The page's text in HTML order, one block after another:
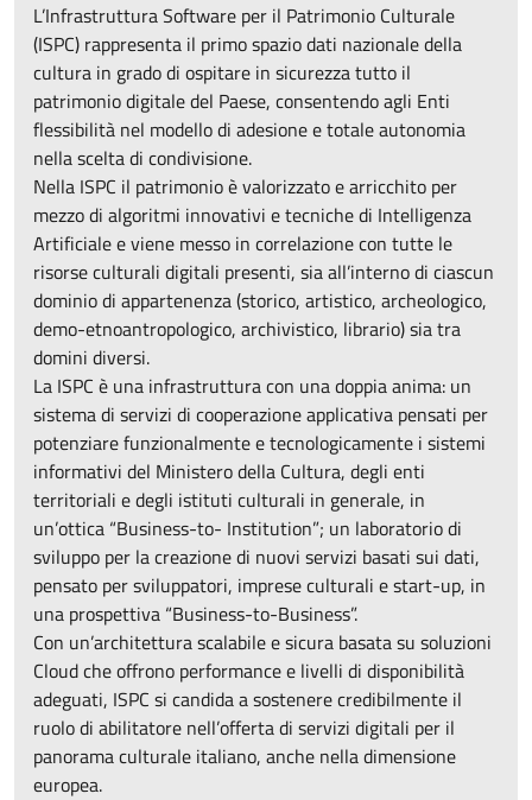
L’Infrastruttura Software per il Patrimonio Culturale
(ISPC) rappresenta il primo spazio dati nazionale della
cultura in grado di ospitare in sicurezza tutto il
patrimonio digitale del Paese, consentendo agli Enti
flessibilità nel modello di adesione e totale autonomia
nella scelta di condivisione.
Nella ISPC il patrimonio è valorizzato e arricchito per
mezzo di algoritmi innovativi e tecniche di Intelligenza
Artificiale e viene messo in correlazione con tutte le
risorse culturali digitali presenti, sia all’interno di ciascun
dominio di appartenenza (storico, artistico, archeologico,
demo-etnoantropologico, archivistico, librario) sia tra
domini diversi.
La ISPC è una infrastruttura con una doppia anima: un
sistema di servizi di cooperazione applicativa pensati per
potenziare funzionalmente e tecnologicamente i sistemi
informativi del Ministero della Cultura, degli enti
territoriali e degli istituti culturali in generale, in
un’ottica “Business-to- Institution”; un laboratorio di
sviluppo per la creazione di nuovi servizi basati sui dati,
pensato per sviluppatori, imprese culturali e start-up, in
una prospettiva “Business-to-Business”.
Con un’architettura scalabile e sicura basata su soluzioni
Cloud che offrono performance e livelli di disponibilità
adeguati, ISPC si candida a sostenere credibilmente il
ruolo di abilitatore nell’offerta di servizi digitali per il
panorama culturale italiano, anche nella dimensione
europea.